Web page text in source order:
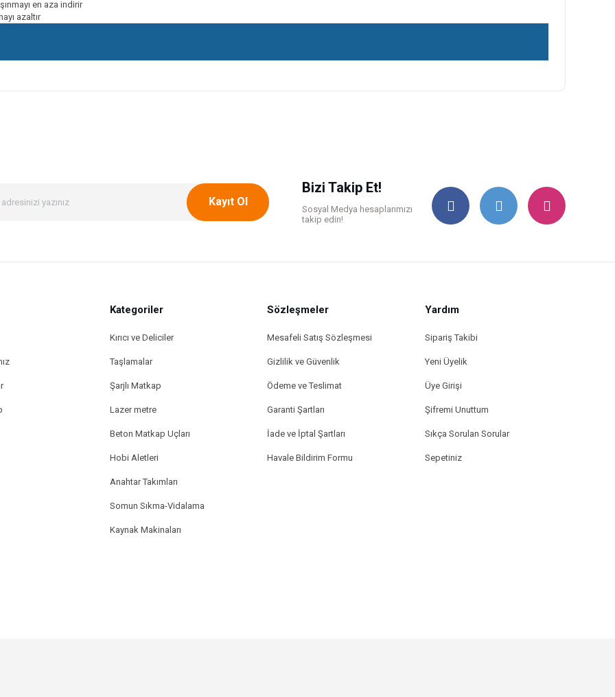
en aza indirir
azaltır
yetersiz gördüğünüz noktaları öneri formunu kullanarak tarafımıza iletebilirsiniz.
Gönder
Kayıt Ol
Bizi Takip Et!
Sosyal Medya hesaplarımızı
takip edin!
Kategoriler
Kırıcı ve Deliciler
Taşlamalar
Şarjlı Matkap
Lazer metre
Beton Matkap Uçları
Hobi Aletleri
Anahtar Takımları
Somun Sıkma-Vidalama
Kaynak Makinaları
Sözleşmeler
Mesafeli Satış Sözleşmesi
Gizlilik ve Güvenlik
Ödeme ve Teslimat
Garanti Şartları
İade ve İptal Şartları
Havale Bildirim Formu
Yardım
Sipariş Takibi
Yeni Üyelik
Üye Girişi
Şifremi Unuttum
Sıkça Sorulan Sorular
Sepetiniz